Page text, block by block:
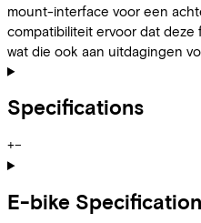
mount-interface voor een
compatibiliteit ervoor dat deze
wat die ook aan uitdagingen
Specifications
+−
E-bike